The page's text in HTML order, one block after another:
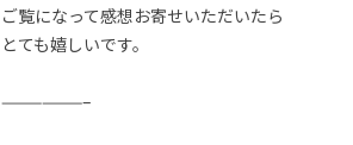
ご覧になって感想お寄せいただいたら
とても嬉しいです。
——————–